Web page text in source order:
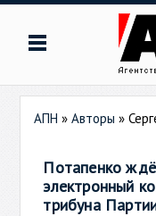
АПН »Авторы »
Потапенко
электронный
трибуна